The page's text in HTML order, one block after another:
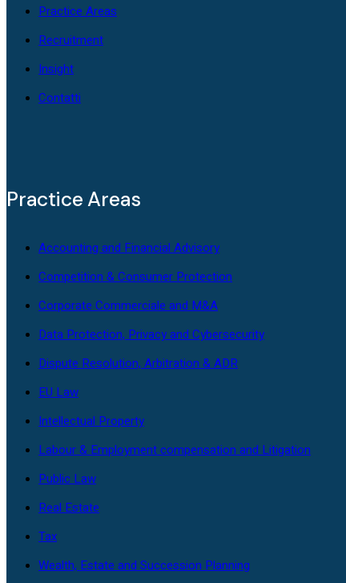
Practice Areas
Recruitment
Insight
Contatti
Practice Areas
Accounting and Financial Advisory
Competition & Consumer Protection
Corporate Commerciale and M&A
Data Protection, Privacy and Cybersecurity
Dispute Resolution, Arbitration & ADR
EU Law
Intellectual Property
Labour & Employment compensation and Litigation
Public Law
Real Estate
Tax
Wealth, Estate and Succession Planning